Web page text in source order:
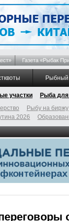
Газета «Рыбак
Рыбный
участки Рыба
Рыбу на биржу
2026